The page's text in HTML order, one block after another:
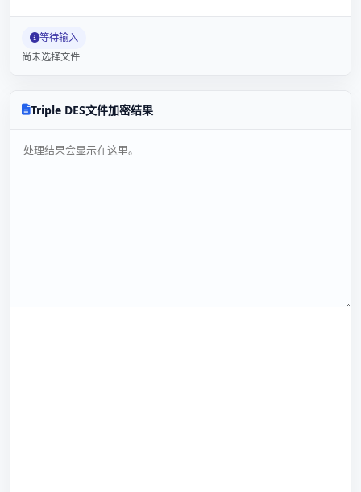
等待输入
尚未选择文件
Triple DES文件加密结果